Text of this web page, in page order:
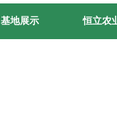
基地展示 恒立农